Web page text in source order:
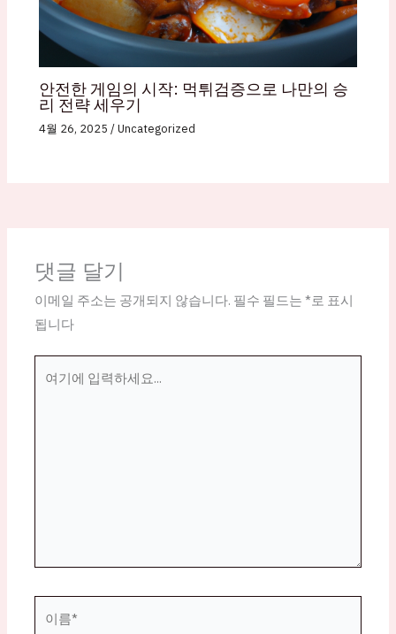
안전한 게임의 시작: 먹튀검증으로 나만의 승
리 전략 세우기
4월 26, 2025/Uncategorized
댓글 달기
이메일 주소는 공개되지 않습니다. 필수 필드는*로 표시
됩니다